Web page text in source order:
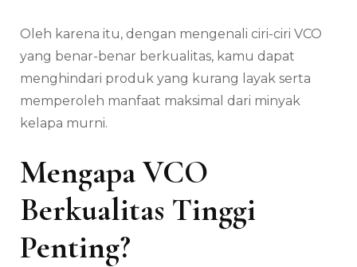
Oleh karena itu, dengan mengenali ciri-ciri VCO
yang benar-benar berkualitas, kamu dapat
menghindari produk yang kurang layak serta
memperoleh manfaat maksimal dari minyak
kelapa murni.
Mengapa VCO
Berkualitas Tinggi
Penting?